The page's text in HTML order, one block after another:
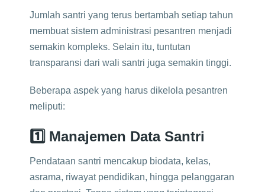
Jumlah santri yang terus bertambah setiap tahun
membuat sistem administrasi pesantren menjadi
semakin kompleks. Selain itu, tuntutan
transparansi dari wali santri juga semakin tinggi.
Beberapa aspek yang harus dikelola pesantren
meliputi:
1️⃣ Manajemen Data Santri
Pendataan santri mencakup biodata, kelas,
asrama, riwayat pendidikan, hingga pelanggaran